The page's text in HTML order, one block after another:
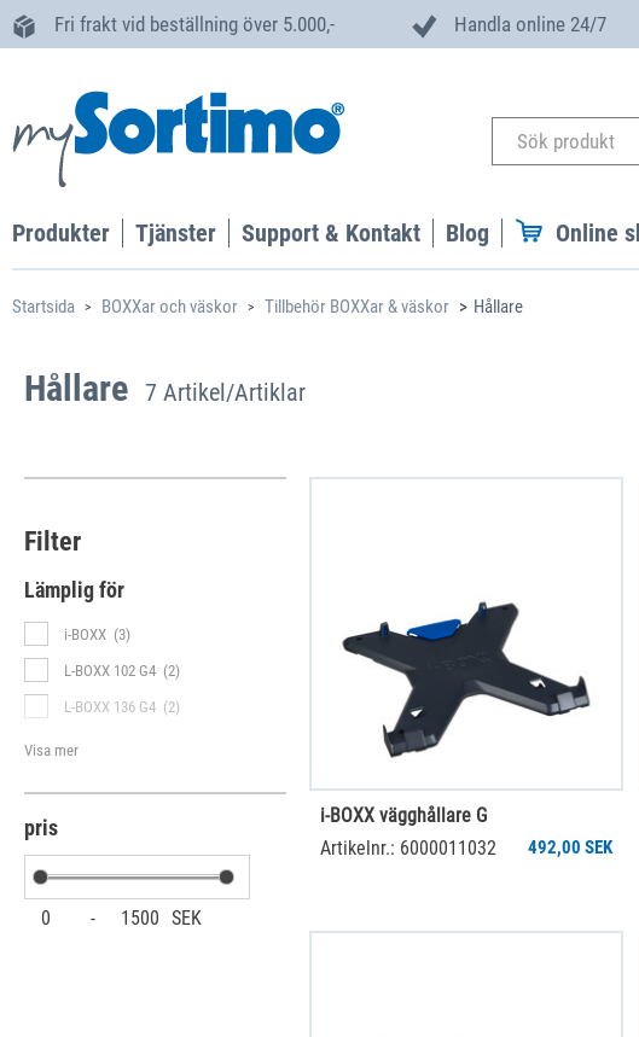
Fri frakt vid beställning över 5.000,- Handla online 24/7
Produkter Tjänster Support & Kontakt Blog Online
Startsida BOXXar och väskor Tillbehör BOXXar & väskor Hållare
Hållare,
Hållare 7 Artikel/Artiklar
Filter
Lämplig för
i-BOXX (3)
L-BOXX 102 G4 (2)
L-BOXX 136 G4 (2)
Visa mer
pris
0 - 1500 SEK
i-BOXX vägghållare G
Artikelnr.: 6000011032
492,00 SEK